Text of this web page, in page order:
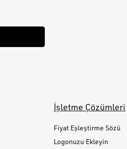
İşletme Çözümleri
Fiyat Eşleştirme Sözü
Logonuzu Ekleyin